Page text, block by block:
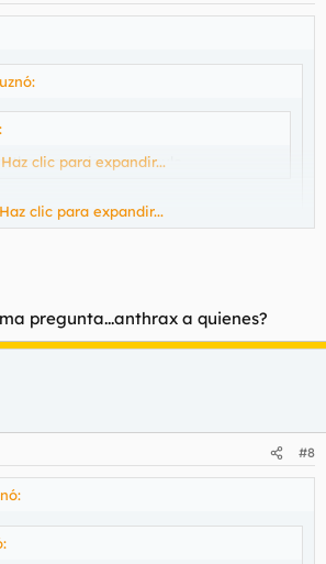
o mejor por el culo
Haz clic para expandir...
escrita o no la entiendo.
Haz clic para expandir...
la priva),o mejor por el culo(el
Haz clic para expandir...
pregunta...anthrax a quienes?
#8